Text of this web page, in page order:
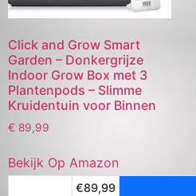
Click and Grow Smart
Garden – Donkergrijze
Indoor Grow Box met 3
Plantenpods – Slimme
Kruidentuin voor Binnen
€ 89,99
Bekijk Op Amazon
€89,99